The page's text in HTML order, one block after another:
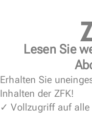
Lesen Sie
Erhalten Sie
Inhalten der ZFK!
✓ Vollzugriff auf alle